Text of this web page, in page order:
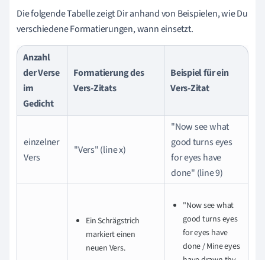
Die folgende Tabelle zeigt Dir anhand von Beispielen, wie Du
verschiedene Formatierungen, wann einsetzt.
Anzahl
der Verse
im
Gedicht
Formatierung des
Vers-Zitats
Beispiel für ein
Vers-Zitat
einzelner
Vers
"Vers" (line x)
"Now see what
good turns eyes
for eyes have
done" (line 9)
Ein Schrägstrich
markiert einen
neuen Vers.
"Now see what
good turns eyes
for eyes have
done / Mine eyes